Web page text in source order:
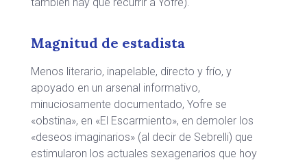
Magnitud de estadista
Menos literario, inapelable, directo y frío, y
apoyado en un arsenal informativo,
minuciosamente documentado, Yofre se
«obstina», en «El Escarmiento», en demoler los
«deseos imaginarios» (al decir de Sebrelli) que
estimularon los actuales sexagenarios que hoy